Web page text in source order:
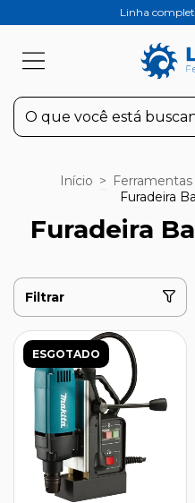
Linha
Início >
Furadeira
Furadeira
Filtrar
ESGOTADO